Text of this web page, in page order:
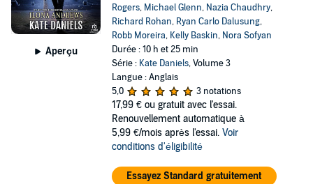
Aperçu
Rogers, Michael Glenn, Nazia Chaudhry,
Richard Rohan, Ryan Carlo Dalusung,
Robb Moreira, Kelly Baskin, Nora Sofyan
Durée : 10 h et 25 min
Série : Kate Daniels, Volume 3
Langue : Anglais
5,0
3 notations
17,99 € ou gratuit avec l'essai.
Renouvellement automatique à
5,99 €/mois après l'essai. Voir
conditions d'éligibilité
Essayez Standard gratuitement